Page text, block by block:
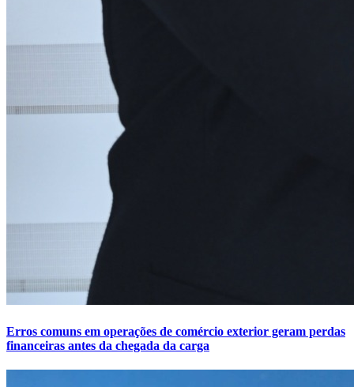
Erros comuns em operações de comércio exterior geram perdas
financeiras antes da chegada da carga